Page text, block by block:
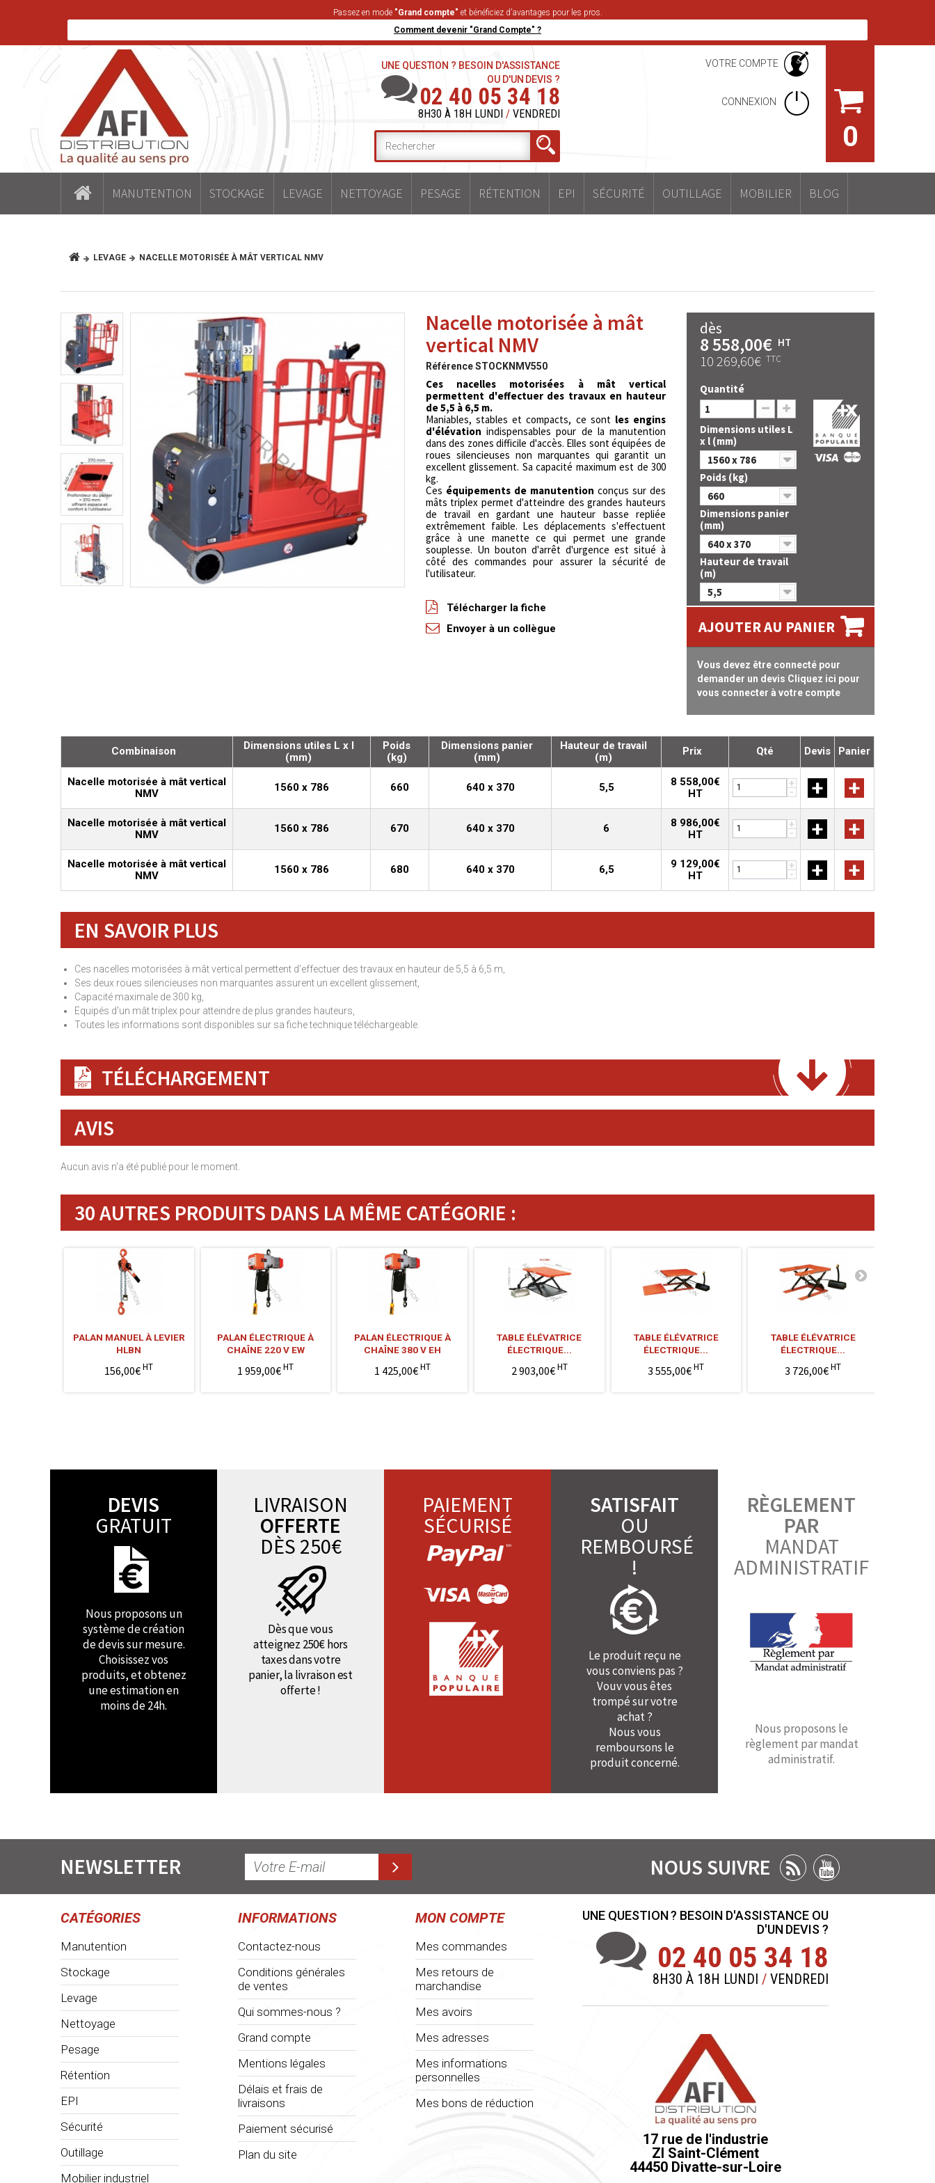
Passez en mode "Grand compte" et bénéficiez d'avantages pour les pros.
Comment devenir "Grand Compte" ?
0
VOTRE COMPTE
CONNEXION
UNE QUESTION ? BESOIN D'ASSISTANCE
OU D'UN DEVIS ?
02 40 05 34 18
8H30 À 18H LUNDI / VENDREDI
MANUTENTION STOCKAGE LEVAGE NETTOYAGE PESAGE RÉTENTION EPI SÉCURITÉ OUTILLAGE MOBILIER BLOG
LEVAGE NACELLE MOTORISÉE À MÂT VERTICAL NMV
Nacelle motorisée à mât
vertical NMV
RéférenceSTOCKNMV550
Ces nacelles motorisées à mât vertical
permettent d'effectuer des travaux en hauteur
de 5,5 à 6,5 m.
Maniables, stables et compacts, ce sont les engins
d'élévationindispensables pour de la manutention
dans des zones difficile d'accès. Elles sont équipées de
roues silencieuses non marquantes qui garantit un
excellent glissement. Sa capacité maximum est de 300
kg.
Ces équipements de manutention conçus sur des
mâts triplex permet d'atteindre des grandes hauteurs
de travail en gardant une hauteur basse repliée
extrêmement faible. Les déplacements s'effectuent
grâce à une manette ce qui permet une grande
souplesse. Un bouton d'arrêt d'urgence est situé à
côté des commandes pour assurer la sécurité de
l'utilisateur.
Télécharger la fiche
Envoyer à un collègue
dès
8 558,00€ HT
10 269,60€ TTC
Quantité
Dimensions utiles L
x l (mm)
1560 x 786
Poids (kg)
660
Dimensions panier
(mm)
640 x 370
Hauteur de travail
(m)
5,5
AJOUTER AU PANIER
Vous devez être connecté pour
demander un devis Cliquez ici pour
vous connecter à votre compte
Combinaison
Dimensions utiles L x l
(mm)
Poids
(kg)
Dimensions panier
(mm)
Hauteur de travail
(m)
Prix Qté Devis Panier
Nacelle motorisée à mât vertical
NMV
1560 x 786 660 640 x 370 5,5
8 558,00€
HT
+
- + +
Nacelle motorisée à mât vertical
NMV
1560 x 786 670 640 x 370 6
8 986,00€
HT
+
- + +
Nacelle motorisée à mât vertical
NMV
1560 x 786 680 640 x 370 6,5
9 129,00€
HT
+
- + +
EN SAVOIR PLUS
Ces nacelles motorisées à mât vertical permettent d'effectuer des travaux en hauteur de 5,5 à 6,5 m,
Ses deux roues silencieuses non marquantes assurent un excellent glissement,
Capacité maximale de 300 kg,
Equipés d'un mât triplex pour atteindre de plus grandes hauteurs,
Toutes les informations sont disponibles sur sa fiche technique téléchargeable.
TÉLÉCHARGEMENT
AVIS
Aucun avis n'a été publié pour le moment.
30 AUTRES PRODUITS DANS LA MÊME CATÉGORIE :
PALAN MANUEL À LEVIER
HLBN
156,00€HT
PALAN ÉLECTRIQUE À
CHAÎNE 220 V EW
1 959,00€ HT
PALAN ÉLECTRIQUE À
CHAÎNE 380 V EH
1 425,00€HT
TABLE ÉLÉVATRICE
ÉLECTRIQUE...
2 903,00€HT
TABLE ÉLÉVATRICE
ÉLECTRIQUE...
3 555,00€ HT
TABLE ÉLÉVATRICE
ÉLECTRIQUE...
3 726,00€HT
DEVIS
GRATUIT
Nous proposons un
système de création
de devis sur mesure.
Choisissez vos
produits, et obtenez
une estimation en
moins de 24h.
LIVRAISON
OFFERTE
DÈS 250€
Dès que vous
atteignez 250€ hors
taxes dans votre
panier, la livraison est
offerte !
PAIEMENT
SÉCURISÉ
SATISFAIT
OU
REMBOURSÉ
!
Le produit reçu ne
vous conviens pas ?
Vouv vous êtes
trompé sur votre
achat ?
Nous vous
remboursons le
produit concerné.
RÈGLEMENT
PAR
MANDAT
ADMINISTRATIF
Nous proposons le
règlement par mandat
administratif.
NEWSLETTER NOUS SUIVRE
CATÉGORIES
Manutention
Stockage
Levage
Nettoyage
Pesage
Rétention
EPI
Sécurité
Outillage
Mobilier industriel
INFORMATIONS
Contactez-nous
Conditions générales
de ventes
Qui sommes-nous ?
Grand compte
Mentions légales
Délais et frais de
livraisons
Paiement sécurisé
Plan du site
MON COMPTE
Mes commandes
Mes retours de
marchandise
Mes avoirs
Mes adresses
Mes informations
personnelles
Mes bons de réduction
UNE QUESTION ? BESOIN D'ASSISTANCE OU
D'UN DEVIS ?
02 40 05 34 18
8H30 À 18H LUNDI / VENDREDI
17 rue de l'industrie
ZI Saint-Clément
44450 Divatte-sur-Loire